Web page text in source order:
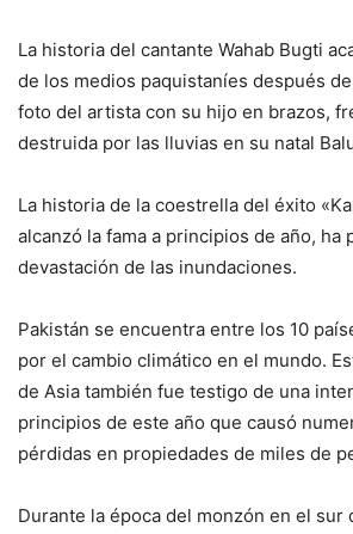
La historia del cantante Wahab Bugti
de los medios paquistaníes después
foto del artista con su hijo en brazos,
destruida por las lluvias en su natal
La historia de la coestrella del éxito
alcanzó la fama a principios de año, ha
devastación de las inundaciones.
Pakistán se encuentra entre los 10
por el cambio climático en el mundo.
de Asia también fue testigo de una
principios de este año que causó
pérdidas en propiedades de miles de
Durante la época del monzón en el sur